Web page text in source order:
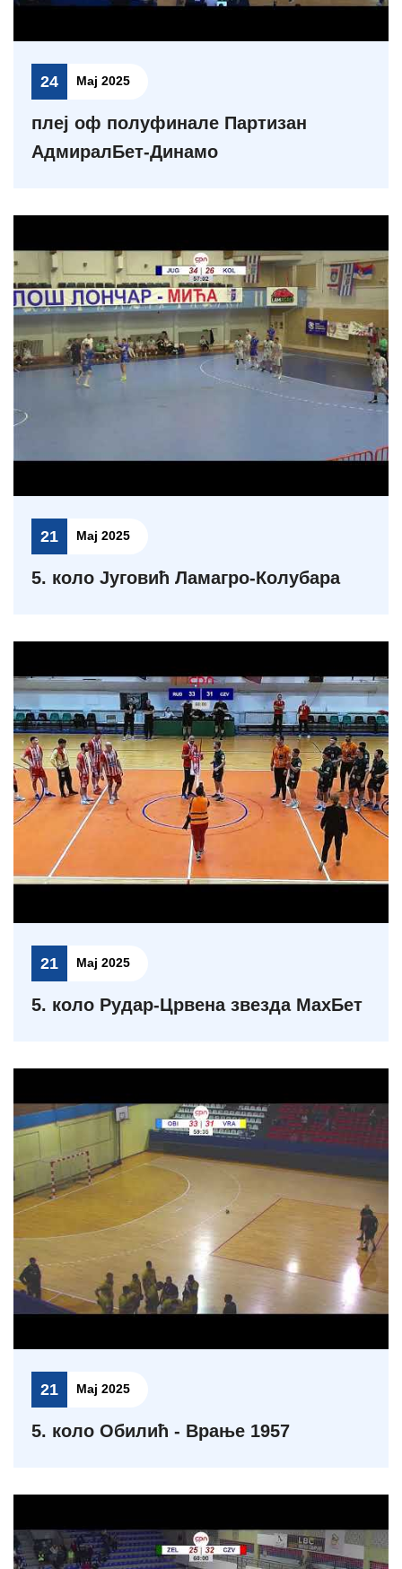
24 Мај 2025
плеј оф полуфинале Партизан
АдмиралБет-Динамо
21 Мај 2025
5. коло Југовић Ламагро-Колубара
21 Мај 2025
5. коло Рудар-Црвена звезда МаxБет
21 Мај 2025
5. коло Обилић - Врање 1957